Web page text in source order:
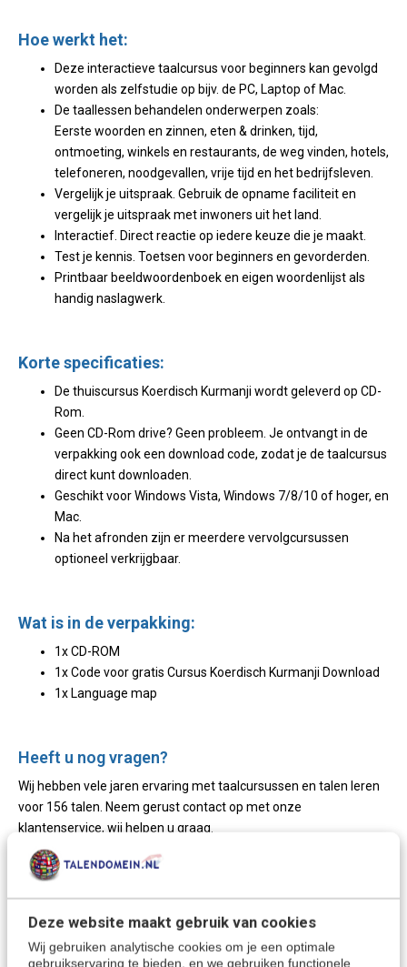
Deze website maakt gebruik van cookies
Wij gebruiken analytische cookies om je een optimale
gebruikservaring te bieden, en we gebruiken functionele
Hoe werkt het:
Deze interactieve taalcursus voor beginners kan gevolgd
worden als zelfstudie op bijv. de PC, Laptop of Mac.
De taallessen behandelen onderwerpen zoals:
Eerste woorden en zinnen, eten & drinken, tijd,
ontmoeting, winkels en restaurants, de weg vinden, hotels,
telefoneren, noodgevallen, vrije tijd en het bedrijfsleven.
Vergelijk je uitspraak. Gebruik de opname faciliteit en
vergelijk je uitspraak met inwoners uit het land.
Interactief. Direct reactie op iedere keuze die je maakt.
Test je kennis. Toetsen voor beginners en gevorderden.
Printbaar beeldwoordenboek en eigen woordenlijst als
handig naslagwerk.
Korte specificaties:
De thuiscursus Koerdisch Kurmanji wordt geleverd op CD-
Rom.
Geen CD-Rom drive? Geen probleem. Je ontvangt in de
verpakking ook een download code, zodat je de taalcursus
direct kunt downloaden.
Geschikt voor Windows Vista, Windows 7/8/10 of hoger, en
Mac.
Na het afronden zijn er meerdere vervolgcursussen
optioneel verkrijgbaar.
Wat is in de verpakking:
1x CD-ROM
1x Code voor gratis Cursus Koerdisch Kurmanji Download
1x Language map
Heeft u nog vragen?
Wij hebben vele jaren ervaring met taalcursussen en talen leren
voor 156 talen. Neem gerust contact op met onze
klantenservice, wij helpen u graag.
De Koerdische taal:
Met deze taalcursus leer je het Koerdisch Kurmanji.
Koerdisch Kurmanji is de meest voorkomende van de